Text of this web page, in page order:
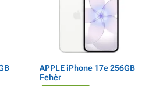
APPLE iPhone 17e 256GB
Fehér